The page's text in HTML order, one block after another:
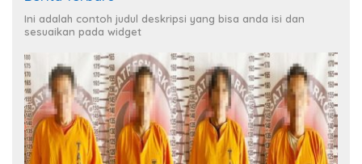
Ini adalah contoh judul deskripsi yang bisa anda isi dan
sesuaikan pada widget